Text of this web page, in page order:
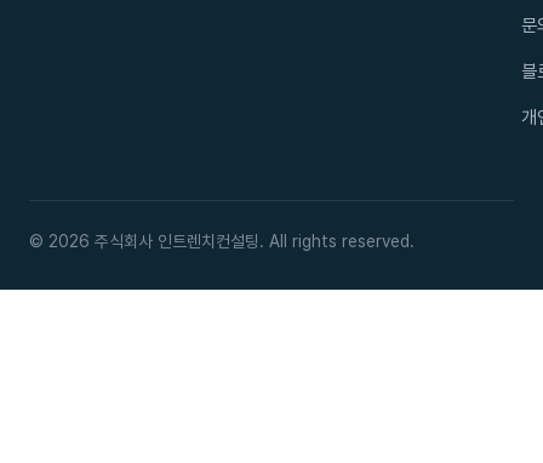
문
블
개
© 2026 주식회사 인트렌치컨설팅. All rights reserved.